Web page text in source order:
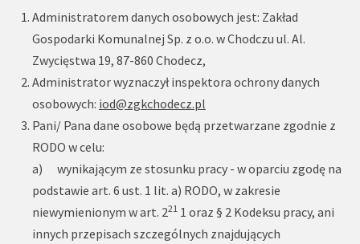
Administratorem danych osobowych jest: Zakład
Gospodarki Komunalnej Sp. z o.o. w Chodczu ul. Al.
Zwycięstwa 19, 87-860 Chodecz,
Administrator wyznaczył inspektora ochrony danych
osobowych: iod@zgkchodecz.pl
Pani/ Pana dane osobowe będą przetwarzane zgodnie z
RODO w celu:
a) wynikającym ze stosunku pracy - w oparciu zgodę na
podstawie art. 6 ust. 1 lit. a) RODO, w zakresie
niewymienionym w art. 221 1 oraz § 2 Kodeksu pracy, ani
innych przepisach szczególnych znajdujących